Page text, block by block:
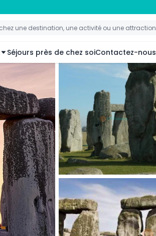
Séjours près de chez soiContactez-nous